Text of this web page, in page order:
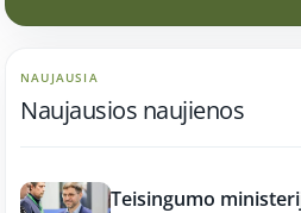
NAUJAUSIA
Naujausios naujienos
Teisingumo